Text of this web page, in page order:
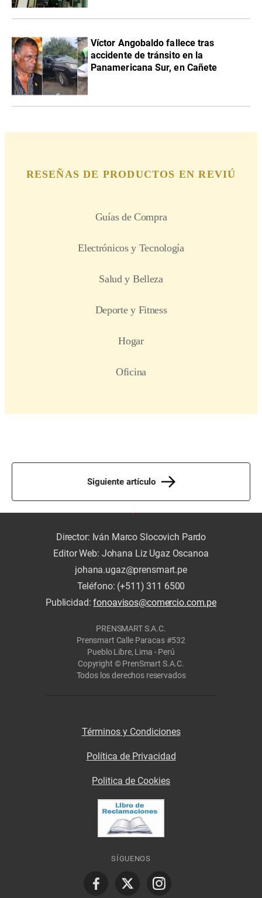
Víctor Angobaldo fallece tras
accidente de tránsito en la
Panamericana Sur, en Cañete
Siguiente artículo
Director: Iván Marco Slocovich Pardo
Editor Web: Johana Liz Ugaz Oscanoa
johana.ugaz@prensmart.pe
Teléfono: (+511) 311 6500
Publicidad:fonoavisos@comercio.com.pe
PRENSMART S.A.C.
Prensmart Calle Paracas #532
Pueblo Libre, Lima - Perú
Copyright © PrenSmart S.A.C.
Todos los derechos reservados
Términos y Condiciones
Política de Privacidad
Politica de Cookies
SÍGUENOS